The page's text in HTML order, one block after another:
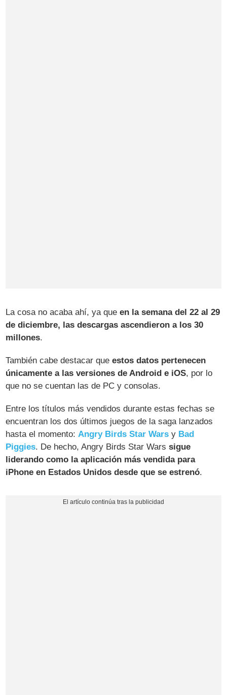
La cosa no acaba ahí, ya queen la semana del 22 al 29
de diciembre, las descargas ascendieron a los 30
millones.
También cabe destacar queestos datos pertenecen
únicamente a las versiones de Android e iOS, por lo
que no se cuentan las de PC y consolas.
Entre los títulos más vendidos durante estas fechas se
encuentran los dos últimos juegos de la saga lanzados
hasta el momento: Angry Birds Star Wars y Bad
Piggies. De hecho, Angry Birds Star Warssigue
liderando como la aplicación más vendida para
iPhone en Estados Unidos desde que se estrenó.